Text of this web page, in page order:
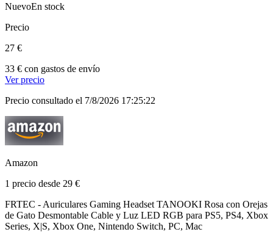
NuevoEn stock
Precio
27 €
33 € con gastos de envío
Ver precio
Precio consultado el 7/8/2026 17:25:22
Amazon
1 precio desde 29 €
FRTEC - Auriculares Gaming Headset TANOOKI Rosa con Orejas
de Gato Desmontable Cable y Luz LED RGB para PS5, PS4, Xbox
Series, X|S, Xbox One, Nintendo Switch, PC, Mac